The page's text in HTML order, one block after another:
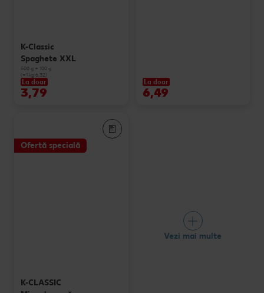
K-Classic
Spaghete XXL
500 g + 100 g
(=1 kg 6.32)
La doar
3,79
La doar
6,49
Ofertă specială
K-CLASSIC
Vezi mai multe